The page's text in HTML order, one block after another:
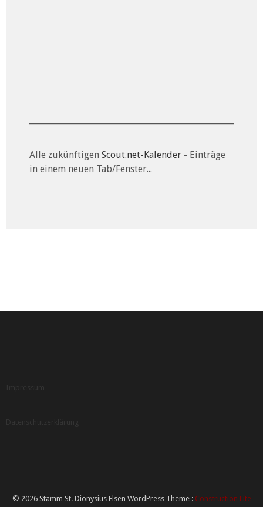
Alle zukünftigen Scout.net-Kalender - Einträge
in einem neuen Tab/Fenster...
© 2026 Stamm St. Dionysius Elsen WordPress Theme : Construction Lite